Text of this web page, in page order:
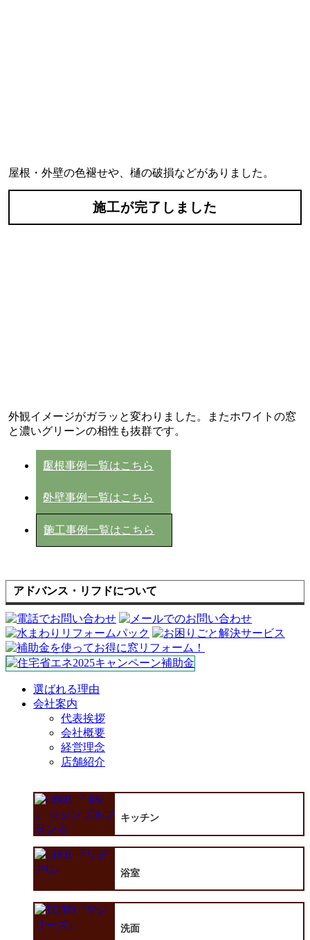
屋根・外壁の色褪せや、樋の破損などがありました。
施工が完了しました
外観イメージがガラッと変わりました。またホワイトの窓
と濃いグリーンの相性も抜群です。
屋根事例一覧はこちら
外壁事例一覧はこちら
施工事例一覧はこちら
アドバンス・リフドについて
選ばれる理由
会社案内
代表挨拶
会社概要
経営理念
店舗紹介
キッチン
浴室
洗面